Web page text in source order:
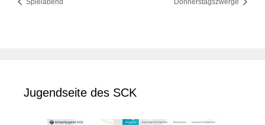
Spielabend Donnerstagszwerge
Jugendseite des SCK